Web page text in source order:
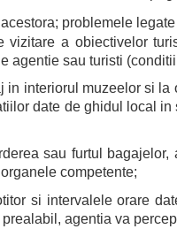
problemele
a obiectivelor
agentie sau turisti
interiorul muzeelor si
date de ghidul local
sau furtul
competente;
si intervalele orare
agentia va